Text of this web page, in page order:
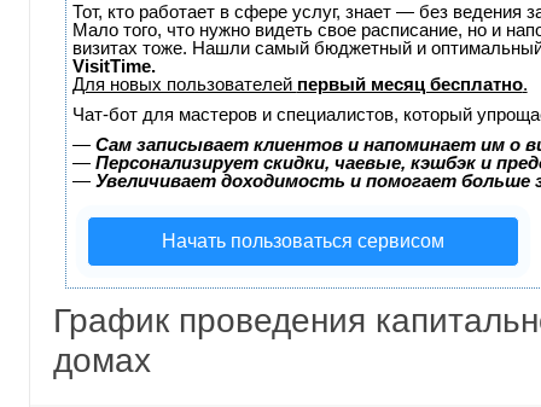
Тот, кто работает в сфере услуг, знает — без ведения
Мало того, что нужно видеть свое расписание, но и
визитах тоже. Нашли самый бюджетный и
VisitTime.
Для новых пользователей первый месяц бесплатно.
Чат-бот для мастеров и специалистов, который
— Сам записывает клиентов и напоминает им о
— Персонализирует скидки, чаевые, кэшбэк и
— Увеличивает доходимость и помогает больше
Начать пользоваться сервисом
График проведения
домах